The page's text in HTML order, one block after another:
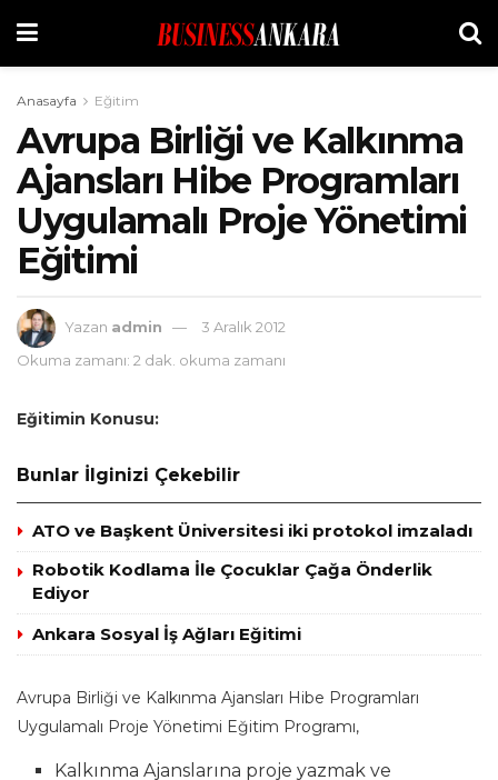
Anasayfa Eğitim
Avrupa Birliği ve Kalkınma
Ajansları Hibe Programları
Uygulamalı Proje Yönetimi
Eğitimi
Yazan admin
3 Aralık 2012
Okuma zamanı: 2 dak. okuma zamanı
Eğitimin Konusu:
Bunlar İlginizi Çekebilir
ATO ve Başkent Üniversitesi iki protokol imzaladı
Robotik Kodlama İle Çocuklar Çağa Önderlik
Ediyor
Ankara Sosyal İş Ağları Eğitimi
Avrupa Birliği ve Kalkınma Ajansları Hibe Programları
Uygulamalı Proje Yönetimi Eğitim Programı,
Kalkınma Ajanslarına proje yazmak ve